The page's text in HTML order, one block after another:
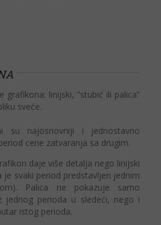
grafikona: linijski, ”stubić ili palica”
sveće.
su najosnovniji i jednostavno
cene zatvaranja sa drugim.
daje više detalja nego linijski
je svaki period predstavljen jednim
Palica ne pokazuje samo
jednog perioda u sledeći, nego i
istog perioda.